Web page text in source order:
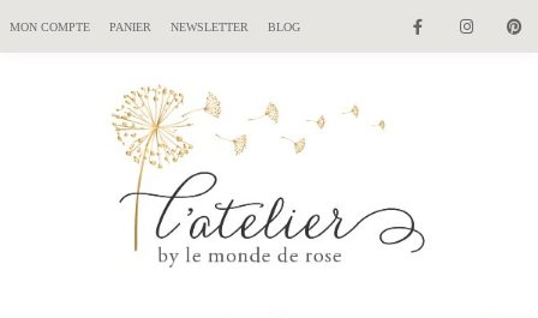
MON COMPTE PANIER NEWSLETTER BLOG